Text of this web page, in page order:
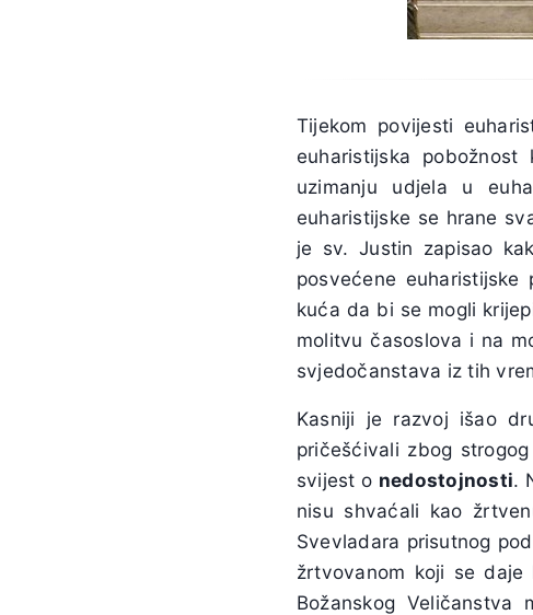
Tijekom povijesti
euharistijska
uzimanju udjela u
euharistijske se hrane
je sv. Justin zapisao
posvećene
kuća da bi se mogli
molitvu časoslova i na
svjedočanstava iz tih
Kasniji je razvoj išao
pričešćivali zbog
svijest o nedostojnosti.
nisu shvaćali kao
Svevladara prisutnog
žrtvovanom koji se daje
Božanskog